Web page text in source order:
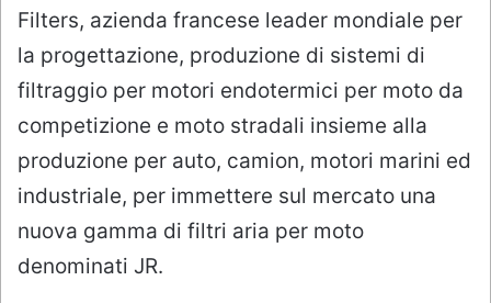
Filters, azienda francese leader mondiale per
la progettazione, produzione di sistemi di
filtraggio per motori endotermici per moto da
competizione e moto stradali insieme alla
produzione per auto, camion, motori marini ed
industriale, per immettere sul mercato una
nuova gamma di filtri aria per moto
denominati JR.